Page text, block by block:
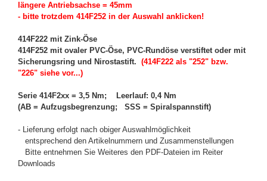
längere Antriebsachse = 45mm
- bitte trotzdem 414F252 in der Auswahl anklicken!
414F222 mit Zink-Öse
414F252 mit ovaler PVC-Öse, PVC-Rundöse verstiftet oder mit
Sicherungsring und Nirostastift. (414F222 als "252" bzw.
"226" siehe vor...)
Serie 414F2xx = 3,5 Nm; Leerlauf: 0,4 Nm
(AB = Aufzugsbegrenzung; SSS = Spiralspannstift)
- Lieferung erfolgt nach obiger Auswahlmöglichkeit
entsprechend den Artikelnummern und Zusammenstellungen
Bitte entnehmen Sie Weiteres den PDF-Dateien im Reiter
Downloads